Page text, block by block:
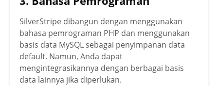
SilverStripe dibangun dengan menggunakan
bahasa pemrograman PHP dan menggunakan
basis data MySQL sebagai penyimpanan data
default. Namun, Anda dapat
mengintegrasikannya dengan berbagai basis
data lainnya jika diperlukan.